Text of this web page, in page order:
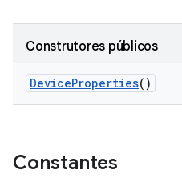
Construtores públicos
DeviceProperties()
Constantes